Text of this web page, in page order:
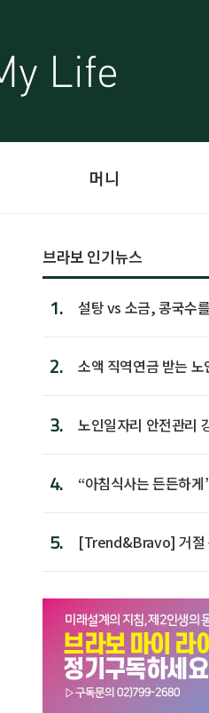
머니
브라보 인기뉴스
1. 설탕 vs 소금, 콩국수
2.
소액 직역연금 받는
3.
노인일자리 안전관리
4.
“아침식사는 든든하
5.
[Trend&Bravo] 거절